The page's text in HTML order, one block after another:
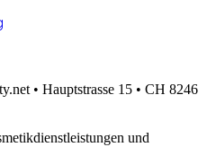
• Hauptstrasse 15 • CH 8246
und